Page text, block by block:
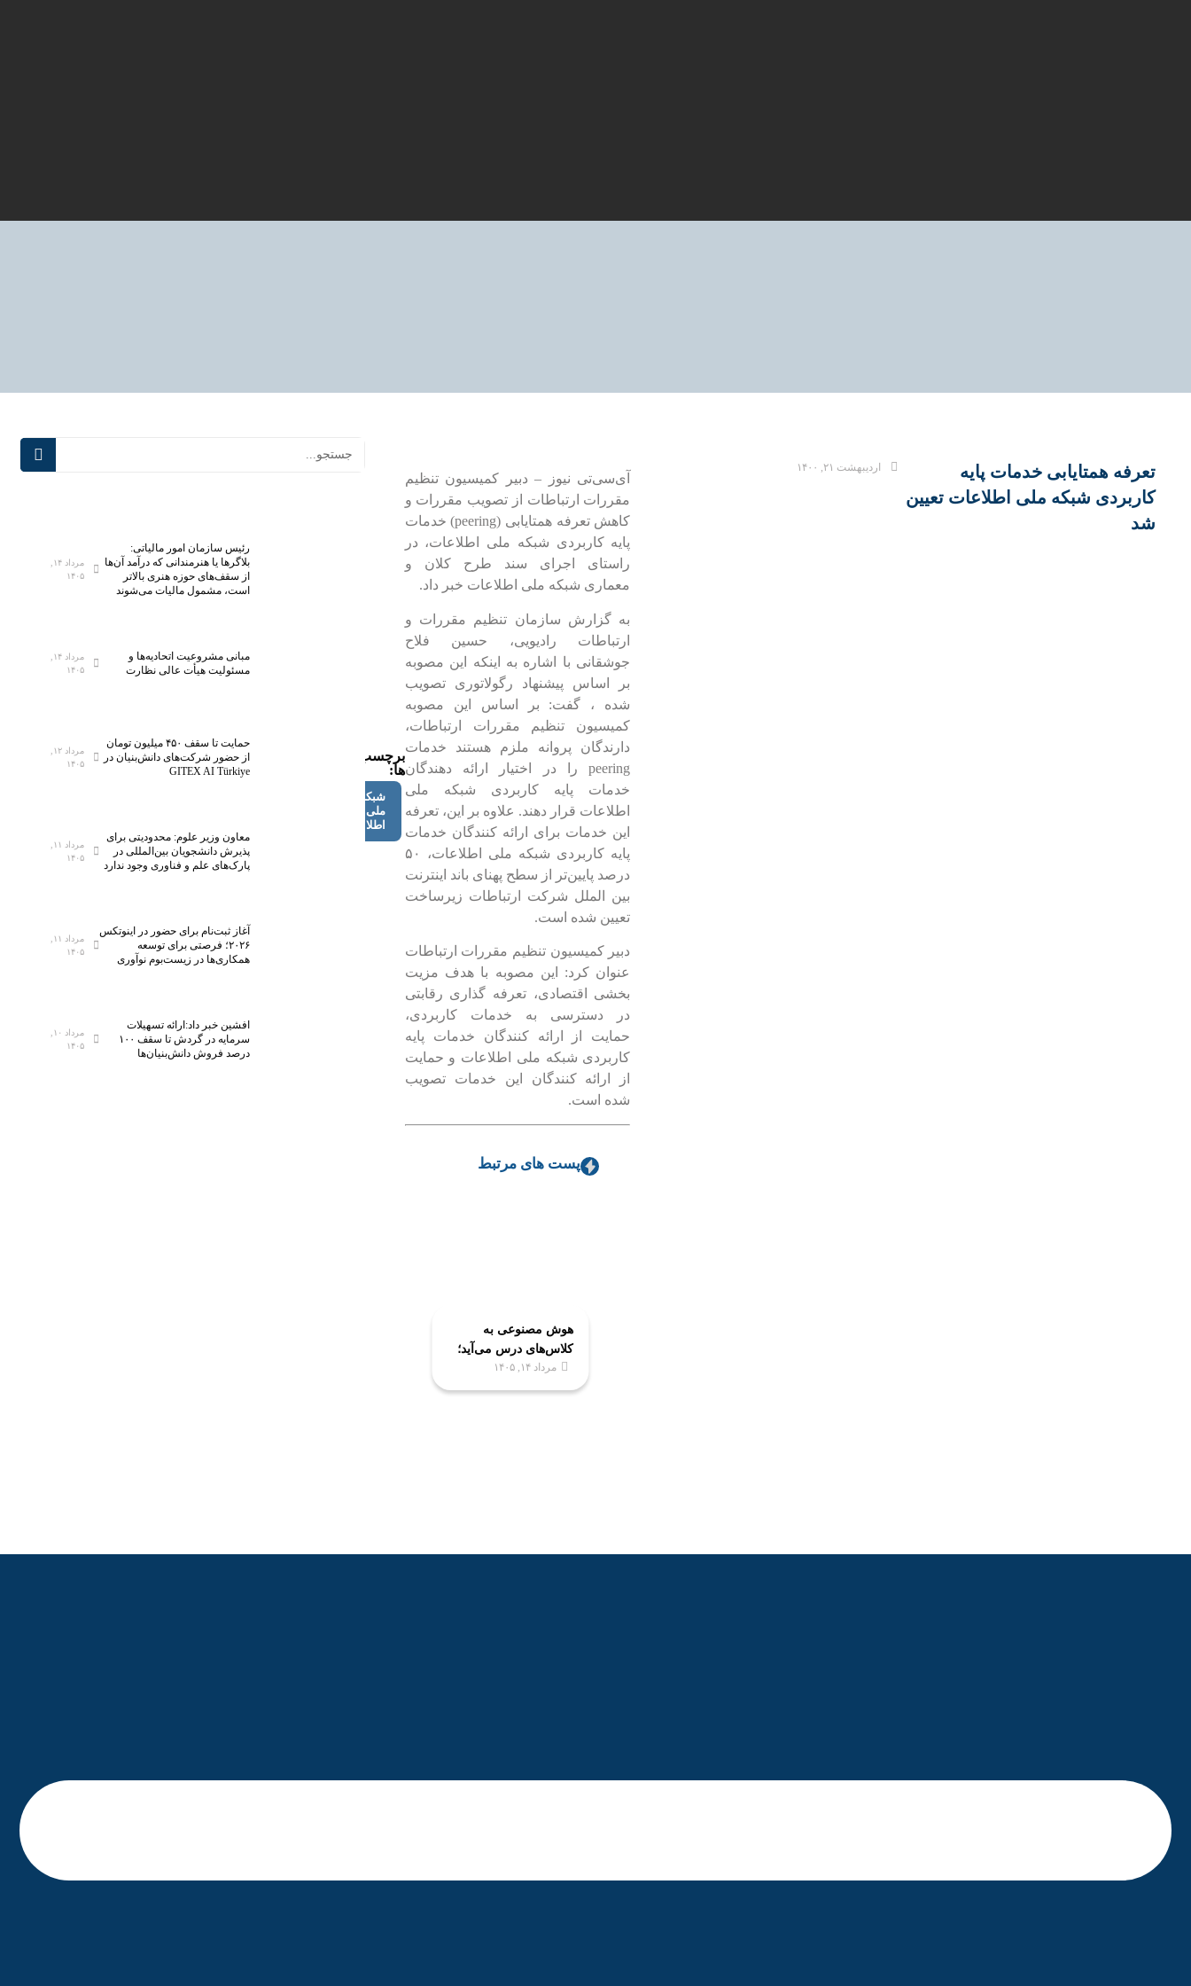
تعرفه همتایابی خدمات پایه
کاربردی شبکه ملی اطلاعات تعیین
شد
اردیبهشت ۲۱, ۱۴۰۰
پست های مرتبط
هوش مصنوعی به
کلاس‌های درس می‌آید؛
تجهیز ۵ هزار کلاس به
فناوری‌های نوین
مرداد ۱۴, ۱۴۰۵
آی‌سی‌تی نیوز – دبیر کمیسیون تنظیم
مقررات ارتباطات از تصویب مقررات و
کاهش تعرفه همتایابی (peering) خدمات
پایه کاربردی شبکه ملی اطلاعات، در
راستای اجرای سند طرح کلان و
معماری شبکه ملی اطلاعات خبر داد.
به گزارش سازمان تنظیم مقررات و
ارتباطات رادیویی، حسین فلاح
جوشقانی با اشاره به اینکه این مصوبه
بر اساس پیشنهاد رگولاتوری تصویب
شده ، گفت: بر اساس این مصوبه
کمیسیون تنظیم مقررات ارتباطات،
دارندگان پروانه ملزم هستند خدمات
peering را در اختیار ارائه دهندگان
خدمات پایه کاربردی شبکه ملی
اطلاعات قرار دهند. علاوه بر این، تعرفه
این خدمات برای ارائه کنندگان خدمات
پایه کاربردی شبکه ملی اطلاعات، ۵۰
درصد پایین‌تر از سطح پهنای باند اینترنت
بین الملل شرکت ارتباطات زیرساخت
تعیین شده است.
دبیر کمیسیون تنظیم مقررات ارتباطات
عنوان کرد: این مصوبه با هدف مزیت
بخشی اقتصادی، تعرفه گذاری رقابتی
در دسترسی به خدمات کاربردی،
حمایت از ارائه کنندگان خدمات پایه
کاربردی شبکه ملی اطلاعات و حمایت
از ارائه کنندگان این خدمات تصویب
شده است.
برچسب
ها:
شبکه
ملی
اطلاعات
رئیس سازمان امور مالیاتی:
بلاگر‌ها یا هنرمندانی که درآمد آن‌ها
از سقف‌های حوزه هنری بالاتر
است، مشمول مالیات می‌شوند
۱۴۰۵
مبانی مشروعیت اتحادیه‌ها و
مسئولیت هیأت عالی نظارت
۱۴۰۵
حمایت تا سقف ۴۵۰ میلیون تومان
از حضور شرکت‌های دانش‌بنیان در
GITEX AI Türkiye
۱۴۰۵
معاون وزیر علوم: محدودیتی برای
پذیرش دانشجویان بین‌المللی در
پارک‌های علم و فناوری وجود ندارد
۱۴۰۵
آغاز ثبت‌نام برای حضور در اینوتکس
۲۰۲۶؛ فرصتی برای توسعه
همکاری‌ها در زیست‌بوم نوآوری
۱۴۰۵
افشین خبر داد:ارائه تسهیلات
سرمایه در گردش تا سقف ۱۰۰
درصد فروش دانش‌بنیان‌ها
۱۴۰۵